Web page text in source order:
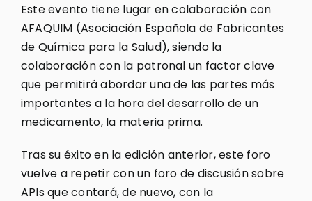
Este evento tiene lugar en colaboración con
AFAQUIM (Asociación Española de Fabricantes
de Química para la Salud), siendo la
colaboración con la patronal un factor clave
que permitirá abordar una de las partes más
importantes a la hora del desarrollo de un
medicamento, la materia prima.
Tras su éxito en la edición anterior, este foro
vuelve a repetir con un foro de discusión sobre
APIs que contará, de nuevo, con la